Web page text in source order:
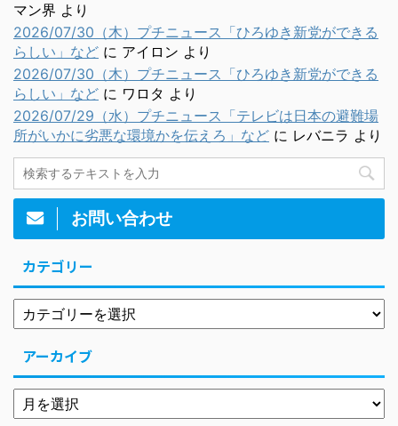
マン界 より
2026/07/30（木）プチニュース「ひろゆき新党ができる
らしい」など に アイロン より
2026/07/30（木）プチニュース「ひろゆき新党ができる
らしい」など に ワロタ より
2026/07/29（水）プチニュース「テレビは日本の避難場
所がいかに劣悪な環境かを伝えろ」など に レバニラ より
お問い合わせ
カテゴリー
アーカイブ